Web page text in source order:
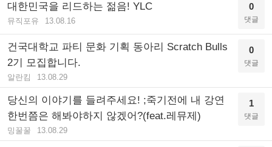
대한민국을 리드하는 젊음! YLC
뮤직포유 13.08.16
0
댓글
건국대학교 파티 문화 기획 동아리 Scratch Bulls
2기 모집합니다.
알란킴 13.08.29
0
댓글
당신의 이야기를 들려주세요! ;죽기전에 내 강연
한번쯤은 해봐야하지 않겠어?(feat.레뮤제)
밍꿀꿀 13.08.29
1
댓글